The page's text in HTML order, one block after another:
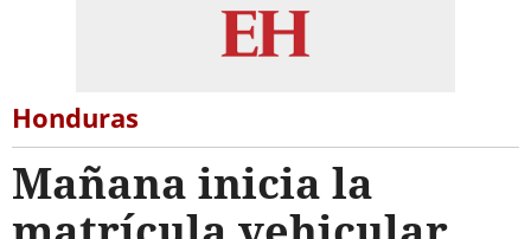
Honduras
Mañana inicia la